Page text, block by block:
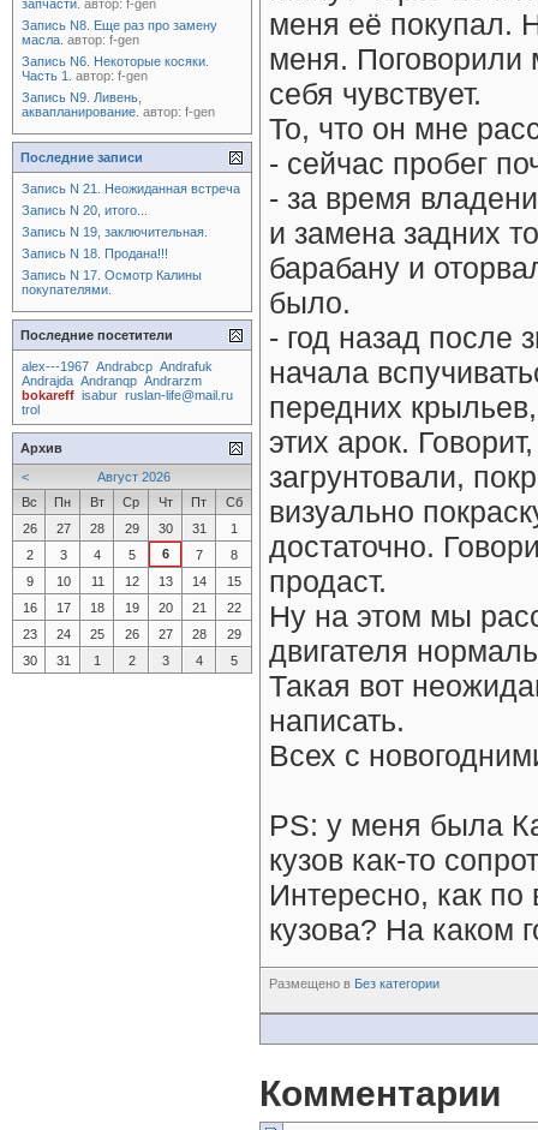
меня её покупал.
меня. Поговорили
себя чувствует.
То, что он мне
- сейчас пробег
- за время
и замена задних
барабану и
было.
- год назад после
начала
передних
этих арок.
загрунтовали,
визуально
достаточно.
продаст.
Ну на этом мы
двигателя
Такая вот
написать.
Всех с
PS: у меня была
кузов как-то
Интересно, как
кузова? На каком
Размещено в Без категории
Комментарии
запчасти. автор: f-gen
Запись N8. Еще раз про замену
масла. автор: f-gen
Запись N6. Некоторые косяки.
Часть 1.
автор: f-gen
Запись N9. Ливень,
аквапланирование. автор: f-gen
Последние записи
Запись N 21. Неожиданная встреча
Запись N 20, итого...
Запись N 19, заключительная.
Запись N 18. Продана!!!
Запись N 17. Осмотр Калины
покупателями.
Последние посетители
alex---1967 Andrabcp Andrafuk
Andrajda Andranqp Andrarzm
bokareff isabur ruslan-life@mail.ru
trol
Архив
<
Август 2026
Вс
Пн Вт Ср Чт Пт
Сб
26
27 28 29 30 31
1
2
3 4 5 6 7
8
9
10 11 12 13 14
15
16
17 18 19 20 21
22
23
24 25 26 27 28
29
30
31 1 2 3 4 5